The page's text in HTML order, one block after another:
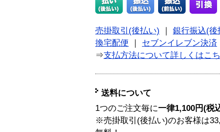
売掛取引(後払い)
銀行振込(後
換宅配便
セブンイレブン決済
⇒支払方法について詳しくはこ
送料について
1つのご注文毎に一律1,100円(税
※売掛取引(後払い)のお客様は